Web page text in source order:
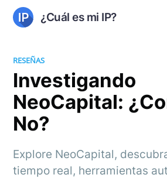
¿Cuál es mi IP?
RESEÑAS
Investigando
NeoCapital:
No?
Explore NeoCapital,
tiempo real, herramientas